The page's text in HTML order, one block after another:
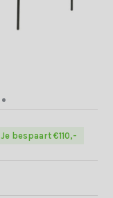
Je bespaart €110,-